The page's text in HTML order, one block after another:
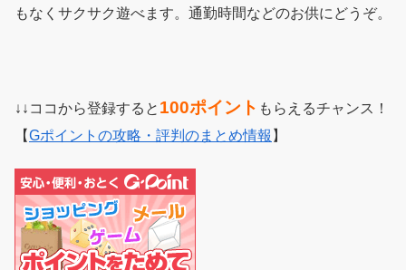
もなくサクサク遊べます。通勤時間などのお供にどうぞ。
↓↓ココから登録すると 100ポイント もらえるチャンス！
【Gポイントの攻略・評判のまとめ情報 】